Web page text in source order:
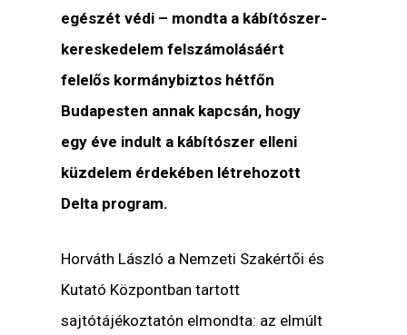
egészét védi – mondta a kábítószer-
kereskedelem felszámolásáért
felelős kormánybiztos hétfőn
Budapesten annak kapcsán, hogy
egy éve indult a kábítószer elleni
küzdelem érdekében létrehozott
Delta program.
Horváth László a Nemzeti Szakértői és
Kutató Központban tartott
sajtótájékoztatón elmondta: az elmúlt